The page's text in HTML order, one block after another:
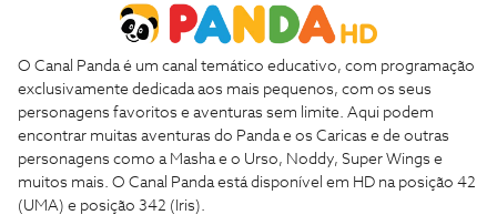
O Canal Panda é um canal temático educativo, com programação
exclusivamente dedicada aos mais pequenos, com os seus
personagens favoritos e aventuras sem limite. Aqui podem
encontrar muitas aventuras do Panda e os Caricas e de outras
personagens como a Masha e o Urso, Noddy, Super Wings e
muitos mais. O Canal Panda está disponível em HD na posição 42
(UMA) e posição 342 (Iris).